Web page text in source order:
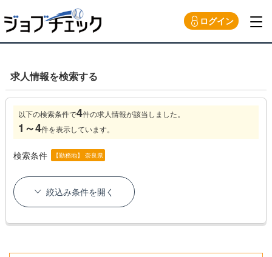
ログイン
求人情報を検索する
以下の検索条件で4件の求人情報が該当しました。
1～4件を表示しています。
検索条件 【勤務地】 奈良県
絞込み条件を開く